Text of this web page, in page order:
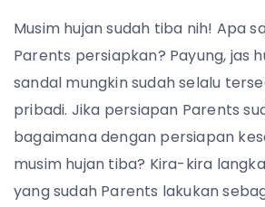
Musim hujan sudah tiba nih! Apa
Parents persiapkan? Payung, jas
sandal mungkin sudah selalu
pribadi. Jika persiapan Parents
bagaimana dengan persiapan
musim hujan tiba? Kira-kira
yang sudah Parents lakukan